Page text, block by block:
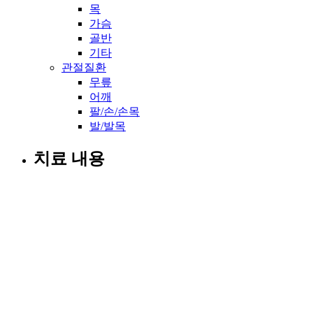
목
가슴
골반
기타
관절질환
무릎
어깨
팔/손/손목
발/발목
치료 내용